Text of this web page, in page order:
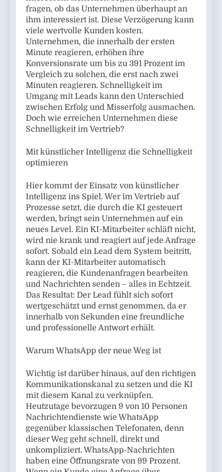
fragen, ob das Unternehmen überhaupt an
ihm interessiert ist. Diese Verzögerung kann
viele wertvolle Kunden kosten.
Unternehmen, die innerhalb der ersten
Minute reagieren, erhöhen ihre
Konversionsrate um bis zu 391 Prozent im
Vergleich zu solchen, die erst nach zwei
Minuten reagieren. Schnelligkeit im
Umgang mit Leads kann den Unterschied
zwischen Erfolg und Misserfolg ausmachen.
Doch wie erreichen Unternehmen diese
Schnelligkeit im Vertrieb?
Mit künstlicher Intelligenz die Schnelligkeit
optimieren
Hier kommt der Einsatz von künstlicher
Intelligenz ins Spiel. Wer im Vertrieb auf
Prozesse setzt, die durch die KI gesteuert
werden, bringt sein Unternehmen auf ein
neues Level. Ein KI-Mitarbeiter schläft nicht,
wird nie krank und reagiert auf jede Anfrage
sofort. Sobald ein Lead dem System beitritt,
kann der KI-Mitarbeiter automatisch
reagieren, die Kundenanfragen bearbeiten
und Nachrichten senden – alles in Echtzeit.
Das Resultat: Der Lead fühlt sich sofort
wertgeschätzt und ernst genommen, da er
innerhalb von Sekunden eine freundliche
und professionelle Antwort erhält.
Warum WhatsApp der neue Weg ist
Wichtig ist darüber hinaus, auf den richtigen
Kommunikationskanal zu setzen und die KI
mit diesem Kanal zu verknüpfen.
Heutzutage bevorzugen 9 von 10 Personen
Nachrichtendienste wie WhatsApp
gegenüber klassischen Telefonaten, denn
dieser Weg geht schnell, direkt und
unkompliziert. WhatsApp-Nachrichten
haben eine Öffnungsrate von 99 Prozent.